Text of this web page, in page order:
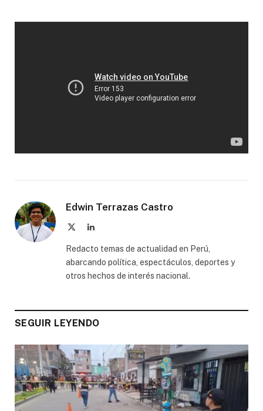
Edwin Terrazas Castro
LinkedIn
Redacto temas de actualidad en Perú,
abarcando política, espectáculos, deportes y
otros hechos de interés nacional.
SEGUIR LEYENDO